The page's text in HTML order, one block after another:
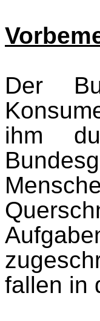
Der
ihm
fallen in